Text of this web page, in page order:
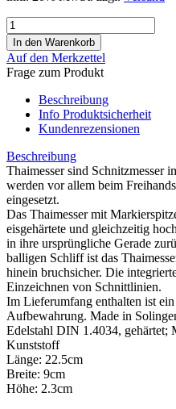
Auf den Merkzettel
Frage zum Produkt
Beschreibung
Info Produktsicherheit
Kundenrezensionen
Beschreibung
Thaimesser sind Schnitzmesser
werden vor allem beim
eingesetzt.
Das Thaimesser mit
eisgehärtete und gleichzeitig
in ihre ursprüngliche Gerade
balligen Schliff ist das
hinein bruchsicher. Die
Einzeichnen von Schnittlinien.
Im Lieferumfang enthalten ist
Aufbewahrung. Made in
Edelstahl DIN 1.4034, gehärtet;
Kunststoff
Länge: 22.5cm
Breite: 9cm
Höhe: 2.3cm